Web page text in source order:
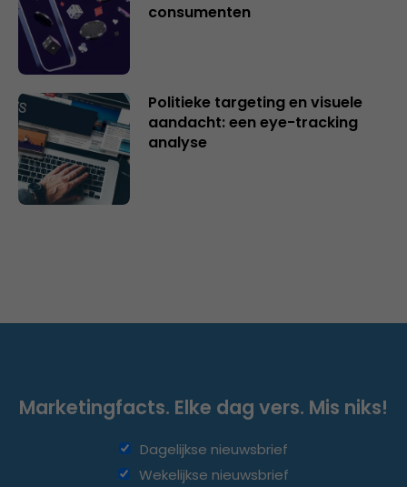
consumenten
Politieke targeting en visuele
aandacht: een eye-tracking
analyse
Marketingfacts. Elke dag vers. Mis niks!
Dagelijkse nieuwsbrief
Wekelijkse nieuwsbrief